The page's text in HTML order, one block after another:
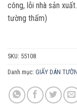
công, lỗi nhà sản
tường thấm)
SKU: 55108
Danh mục: GIẤY DÁN